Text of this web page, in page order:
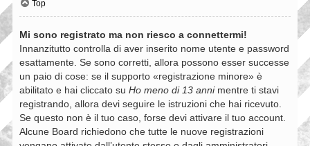
Top
Mi sono registrato ma non riesco a connettermi!
Innanzitutto controlla di aver inserito nome utente e password
esattamente. Se sono corretti, allora possono esser successe
un paio di cose: se il supporto «registrazione minore» è
abilitato e hai cliccato su Ho meno di 13 annimentre ti stavi
registrando, allora devi seguire le istruzioni che hai ricevuto.
Se questo non è il tuo caso, forse devi attivare il tuo account.
Alcune Board richiedono che tutte le nuove registrazioni